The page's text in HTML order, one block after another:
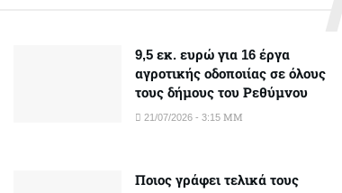
9,5 εκ. ευρώ για 16 έργα
αγροτικής οδοποιίας σε όλους
τους δήμους του Ρεθύμνου
21/07/2026 - 3:15 ΜΜ
Ποιος γράφει τελικά τους